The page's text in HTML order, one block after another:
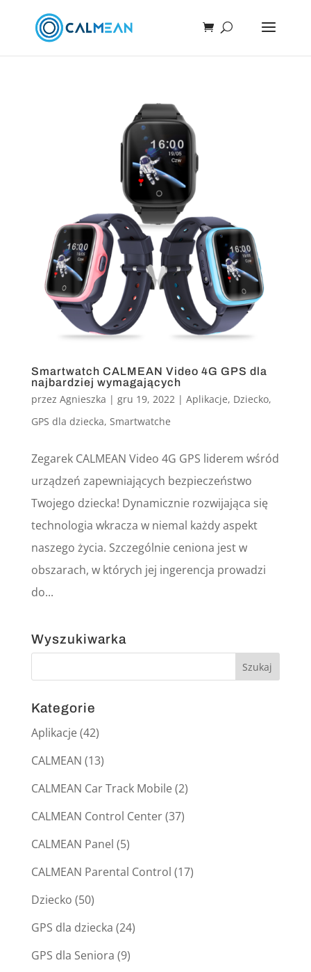
Smartwatch CALMEAN Video 4G GPS dla
najbardziej wymagających
przez Agnieszka | gru 19, 2022| Aplikacje, Dziecko,
GPS dla dziecka, Smartwatche
Zegarek CALMEAN Video 4G GPS liderem wśród
urządzeń zapewniających bezpieczeństwo
Twojego dziecka! Dynamicznie rozwijająca się
technologia wkracza w niemal każdy aspekt
naszego życia. Szczególnie ceniona jest w
obszarach, w których jej ingerencja prowadzi
do...
Wyszukiwarka
Kategorie
Aplikacje(42)
CALMEAN (13)
CALMEAN Car Track Mobile(2)
CALMEAN Control Center(37)
CALMEAN Panel (5)
CALMEAN Parental Control (17)
Dziecko (50)
GPS dla dziecka (24)
GPS dla Seniora (9)